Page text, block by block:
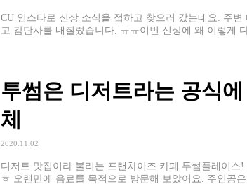
CU 인스타로 신상 소식을 접하고 찾으러 갔는데요. 주
고 감탄사를 내질렀습니다. ㅠㅠ이번 신상에 왜 이렇게
투썸은 디저트라는 공식
체
2020.11.02
디저트 맛집이라 불리는 프랜차이즈 카페 투썸플레이
ㅎ 오랜만에 음료를 목적으로 방문해 보았어요. 주인공